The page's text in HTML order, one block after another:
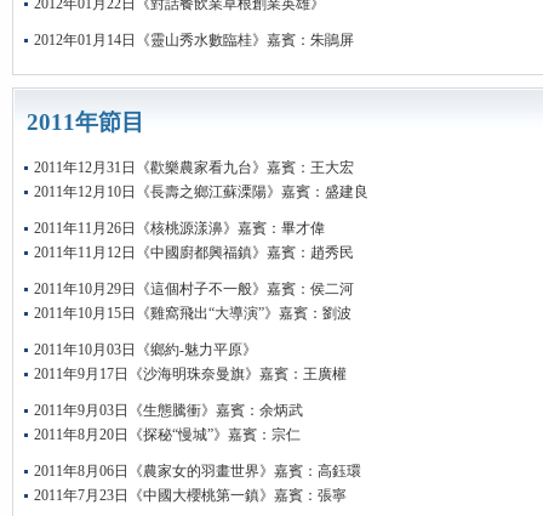
2012年01月22日《對話餐飲業草根創業英雄》
2012年01月14日《靈山秀水數臨桂》嘉賓：朱鵑屏
2011年節目
2011年12月31日《歡樂農家看九台》嘉賓：王大宏
2011年12月10日《長壽之鄉江蘇溧陽》嘉賓：盛建良
2011年11月26日《核桃源漾濞》嘉賓：畢才偉
2011年11月12日《中國廚都興福鎮》嘉賓：趙秀民
2011年10月29日《這個村子不一般》嘉賓：侯二河
2011年10月15日《雞窩飛出“大導演”》嘉賓：劉波
2011年10月03日《鄉約-魅力平原》
2011年9月17日《沙海明珠奈曼旗》嘉賓：王廣權
2011年9月03日《生態騰衝》嘉賓：余炳武
2011年8月20日《探秘“慢城”》嘉賓：宗仁
2011年8月06日《農家女的羽畫世界》嘉賓：高鈺環
2011年7月23日《中國大櫻桃第一鎮》嘉賓：張寧